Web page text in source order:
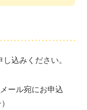
込みください。
ール宛にお申込